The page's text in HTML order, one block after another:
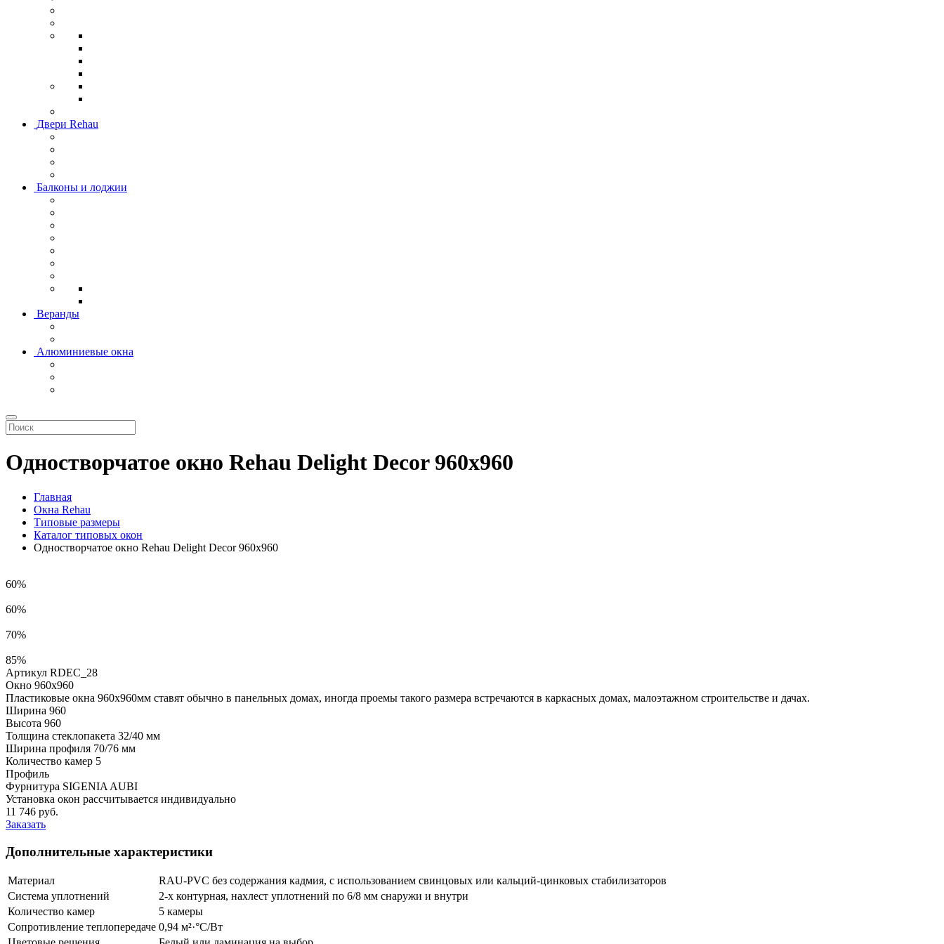
Двери Rehau
Балконы и лоджии
Веранды
Алюминиевые окна
Одностворчатое окно Rehau Delight Decor 960x960
Главная
Окна Rehau
Типовые размеры
Каталог типовых окон
Одностворчатое окно Rehau Delight Decor 960x960
60%
60%
70%
85%
Артикул RDEC_28
Окно 960x960
Пластиковые окна 960х960мм ставят обычно в панельных домах, иногда проемы такого размера встречаются в каркасных домах, малоэтажном строительстве и дачах.
Ширина 960
Высота 960
Толщина стеклопакета 32/40 мм
Ширина профиля 70/76 мм
Количество камер 5
Профиль
Фурнитура SIGENIA AUBI
Установка окон рассчитывается индивидуально
11 746 руб.
Заказать
Дополнительные характеристики
Материал
RAU-PVC без содержания кадмия, с использованием свинцовых или кальций-цинковых стабилизаторов
Система уплотнений
2-х контурная, нахлест уплотнений по 6/8 мм снаружи и внутри
Количество камер
5 камеры
Сопротивление теплопередаче 0,94 м²·°С/Вт